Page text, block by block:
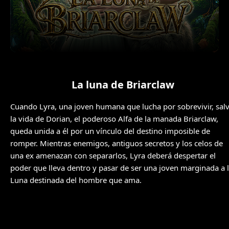
La luna de Briarclaw
Cuando Lyra, una joven humana que lucha por sobrevivir,
la vida de Dorian, el poderoso Alfa de la manada Briarclaw,
queda unida a él por un vínculo del destino imposible de
romper. Mientras enemigos, antiguos secretos y los celos de
una ex amenazan con separarlos, Lyra deberá despertar el
poder que lleva dentro y pasar de ser una joven marginada a
Luna destinada del hombre que ama.